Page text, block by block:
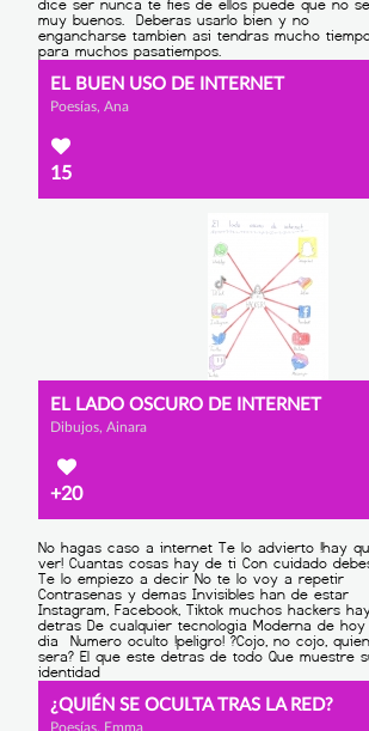
EL BUEN USO DE INTERNET
Poesías, Ana
15
EL LADO OSCURO DE INTERNET
Dibujos, Ainara
+20
¿QUIÉN SE OCULTA TRAS LA RED?
Poesías, Emma